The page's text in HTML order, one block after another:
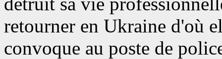
retourner en Ukraine d'où
convoque au poste de